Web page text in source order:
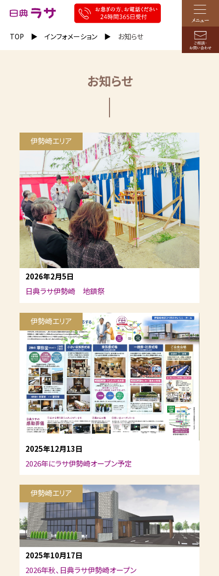
TOP インフォメーション お知らせ
お知らせ
2026年2月5日
日典ラサ伊勢崎 地鎮祭
伊勢崎エリア
2025年12月13日
2026年にラサ伊勢崎オープン予定
伊勢崎エリア
2025年10月17日
2026年秋、日典ラサ伊勢崎オープン
伊勢崎エリア